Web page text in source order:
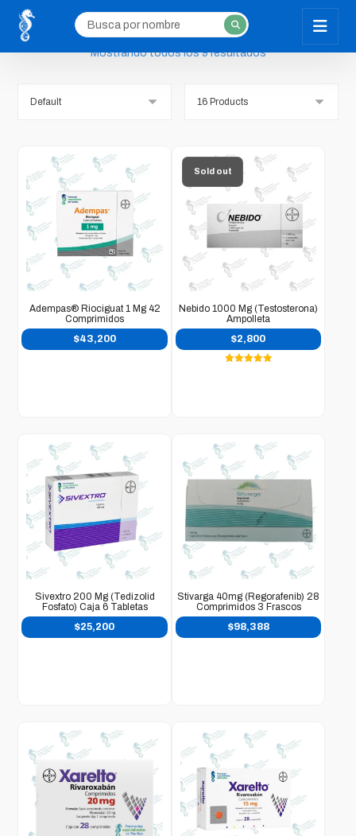
Mostrando todos los 9 resultados
Adempas® Riociguat 1 Mg 42
Comprimidos
$43,200
Nebido 1000 Mg (testosterona)
Ampolleta
$2,800
Sold out
Sivextro 200 Mg (Tedizolid
Fosfato) Caja 6 Tabletas
$25,200
Stivarga 40mg (regorafenib) 28
Comprimidos 3 Frascos
$98,388